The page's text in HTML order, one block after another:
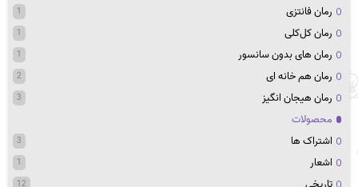
رمان فانتزی 1
رمان کل‌کلی 1
رمان های بدون سانسور 1
رمان هم خانه ای 2
رمان هیجان انگیز 3
محصولات
اشتراک ها
3
اشعار 1
12